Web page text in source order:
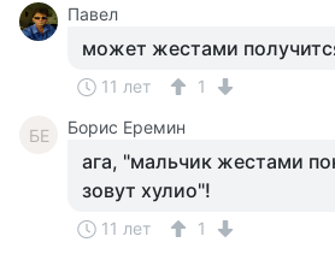
Павел
может жестами
11 лет 1
БЕ Борис Еремин
ага, "мальчик жестами
зовут хулио"!
11 лет
1